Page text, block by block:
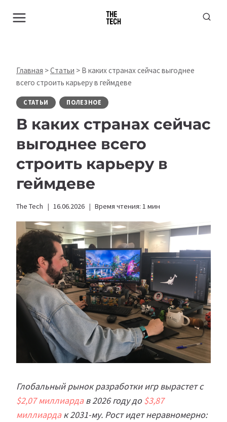
Главная >Статьи > В каких странах сейчас выгоднее
всего строить карьеру в геймдеве
СТАТЬИ ПОЛЕЗНОЕ
В каких странах сейчас
выгоднее всего
строить карьеру в
геймдеве
The Tech 16.06.2026 Время чтения: 1 мин
Глобальный рынок разработки игр вырастет с
$2,07 миллиардав 2026 году до$3,87
миллиардак 2031-му. Рост идет неравномерно: